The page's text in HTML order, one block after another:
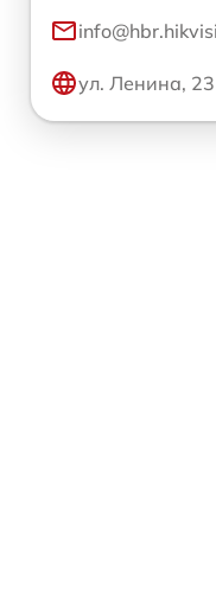
ул. Ленина, 23